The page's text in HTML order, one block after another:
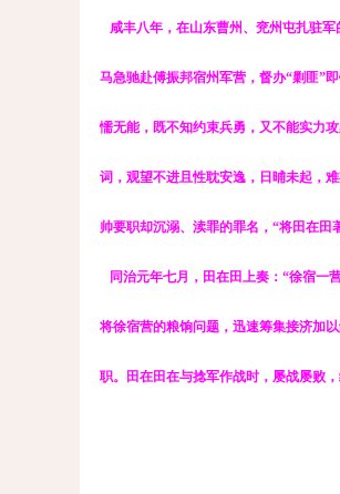
咸丰八年，在山东曹州、兖州屯扎驻
马急驰赴傅振邦宿州军营，督办“剿匪”
懦无能，既不知约束兵勇，又不能实力
词，观望不进且性耽安逸，日晡未起，
帅要职却沉溺、渎罪的罪名，“将田在田
同治元年七月，田在田上奏：“徐宿一
将徐宿营的粮饷问题，迅速筹集接济加
职。田在田在与捻军作战时，屡战屡败，